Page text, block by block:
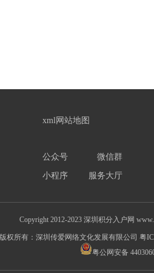
xml网站地图
公众号 微信群
小程序 服务大厅
Copyright 2012-2023 深圳积分入户网
版权所有：深圳传爱网络文化发展有限公司 粤
粤公网安备